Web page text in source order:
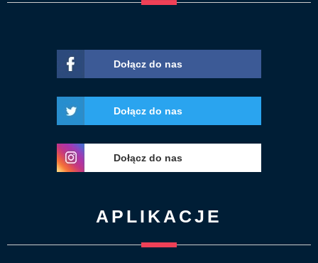
Dołącz do nas
Dołącz do nas
Dołącz do nas
APLIKACJE